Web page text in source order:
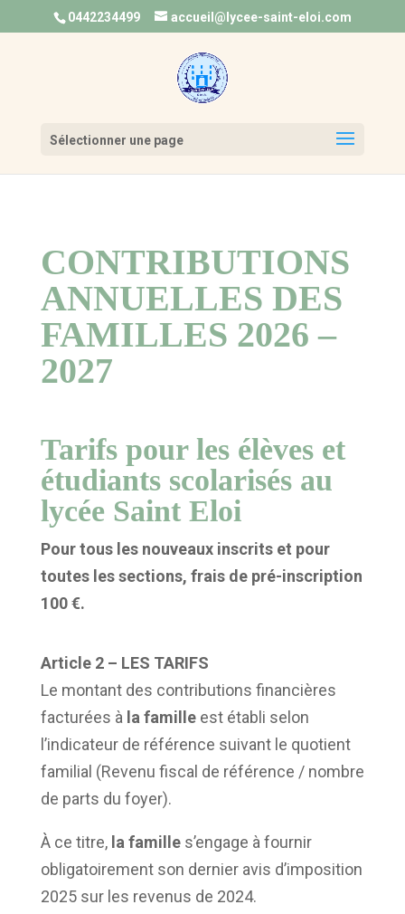
0442234499 accueil@lycee-saint-eloi.com
Sélectionner une page
CONTRIBUTIONS
ANNUELLES DES
FAMILLES 2026 –
2027
Tarifs pour les élèves et
étudiants scolarisés au
lycée Saint Eloi
Pour tous les nouveaux inscrits et pour
toutes les sections, frais de pré-inscription
100 €.
Article 2 – LES TARIFS
Le montant des contributions financières
facturées à la familleest établi selon
l’indicateur de référence suivant le quotient
familial (Revenu fiscal de référence / nombre
de parts du foyer).
À ce titre, la familles’engage à fournir
obligatoirement son dernier avis d’imposition
2025 sur les revenus de 2024.